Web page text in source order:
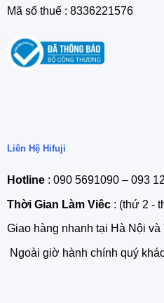
Mã số thuế : 8336221576
Liên Hệ Hifuji
Hotline: 090 5691090 – 093
Thời Gian Làm Viêc: (thứ 2 -
Giao hàng nhanh tại Hà Nội và
Ngoài giờ hành chính quý